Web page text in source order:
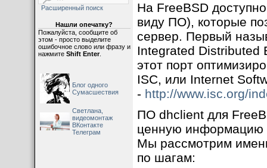
Расширенный поиск
Нашли опечатку?
Пожалуйста, сообщите об
этом - просто выделите
ошибочное слово или фразу и
нажмите Shift Enter.
Блог одного
Сумасшествия
Светлана,
видеомонтаж
ВКонтакте
Телеграм
На FreeBSD
виду ПО), которые
сервер. Первый
Integrated Distributed
этот порт
ISC, или Internet
- http://www.isc.org/
ПО dhclient для
ценную информацию
Мы рассмотрим
по шагам: